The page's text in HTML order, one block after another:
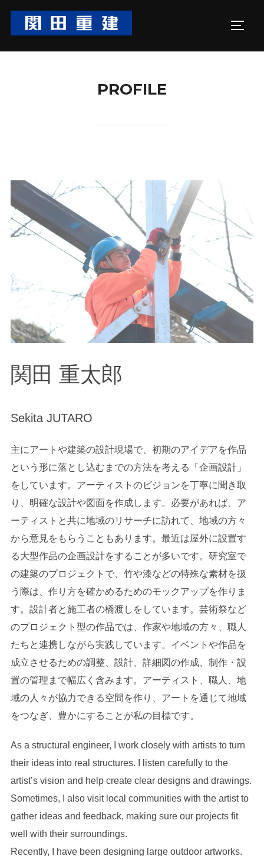
PROFILE
関田 重太郎
Sekita JUTARO
主にアートや建築の設計現場で、初期のアイデアを作品
という形に落とし込むまでの方法を考える「企画設計」
をしています。アーティストのビジョンを丁寧に聞き取
り、明確な設計や図面を作成します。必要があれば、ア
ーティストと共に地域のリサーチに訪れて、地域の方々
から意見をもらうこともあります。最近は屋外に設置す
る大型作品の企画設計をすることが多いです。研究室で
の建築のプロジェクトで、竹や漆などの特殊な素材を扱
う際は、作り方を確かめるためのモックアップを作りま
す。設計者と施工者の橋渡しをしています。芸術祭など
のプロジェクト型の作品では、作家や地域の方々、職人
たちと連携しながら実践しています。イベントや作品を
成立させるための調整、設計、詳細図の作成、制作・設
置の管理まで幅広く含みます。アーティスト、職人、地
域の人々が協力できる空間を作り、アートを通じて地域
をつなぎ、豊かにすることが私の目標です。
As a structural engineer, I work closely with artists to turn
their ideas into real structures. I listen carefully to the
artist’s vision and help create clear designs and drawings.
Sometimes, I also visit local communities with the artist to
gather ideas and feedback, making sure our projects fit
well with their surroundings.
Recently, I have been designing large outdoor artworks.